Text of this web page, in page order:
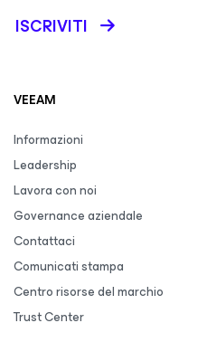
ISCRIVITI
VEEAM
Informazioni
Leadership
Lavora con noi
Governance aziendale
Contattaci
Comunicati stampa
Centro risorse del marchio
Trust Center